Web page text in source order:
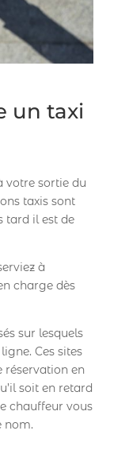
un taxi
votre sortie du
taxis sont
tard il est de
à
charge dès
sur lesquels
Ces sites
réservation en
soit en retard
chauffeur vous
nom.